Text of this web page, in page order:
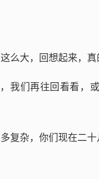
么大，回想起来，真
我们再往回看看，
复杂，你们现在二